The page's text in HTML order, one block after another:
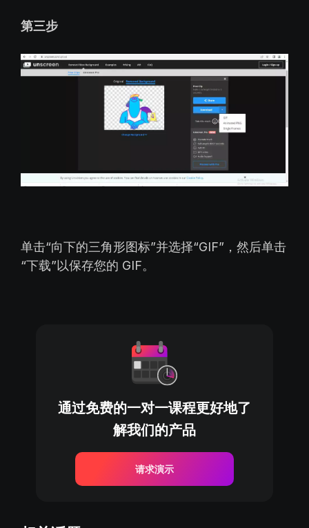
第三步
单击“向下的三角形图标”并选择“GIF”，然后单击
“下载”以保存您的 GIF。
通过免费的一对一课程更好地了
解我们的产品
请求演示